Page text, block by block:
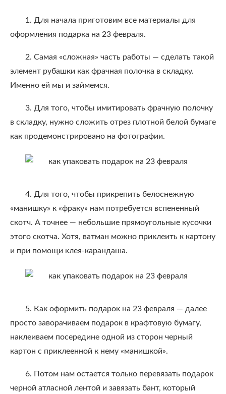
1. Для начала приготовим все материалы для
оформления подарка на 23 февраля.
2. Самая «сложная» часть работы — сделать такой
элемент рубашки как фрачная полочка в складку.
Именно ей мы и займемся.
3. Для того, чтобы имитировать фрачную полочку
в складку, нужно сложить отрез плотной белой бумаге
как продемонстрировано на фотографии.
4. Для того, чтобы прикрепить белоснежную
«манишку» к «фраку» нам потребуется вспененный
скотч. А точнее — небольшие прямоугольные кусочки
этого скотча. Хотя, ватман можно приклеить к картону
и при помощи клея-карандаша.
5. Как оформить подарок на 23 февраля — далее
просто заворачиваем подарок в крафтовую бумагу,
наклеиваем посередине одной из сторон черный
картон с приклеенной к нему «манишкой».
6. Потом нам остается только перевязать подарок
черной атласной лентой и завязать бант, который